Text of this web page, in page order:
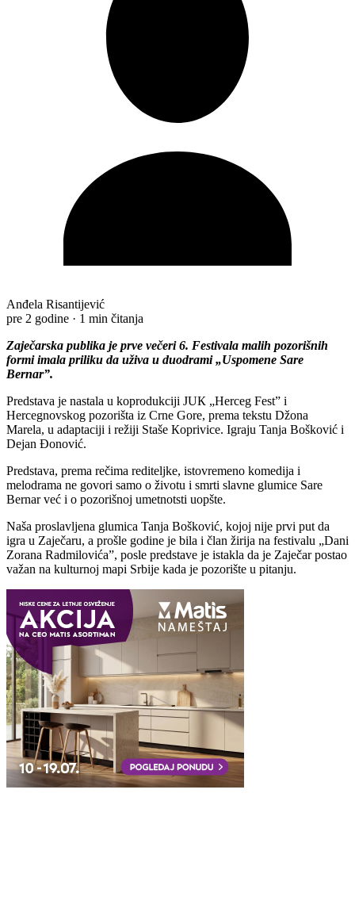
Anđela Risantijević
pre 2 godine · 1 min čitanja
Zaječarska publika је prve večeri 6. Festivala malih pozorišnih
formi imala priliku da uživa u duodrami „Uspomene Sare
Bernar”.
Predstava je nastala u koprodukciji JUК „Herceg Fest” i
Hercegnovskog pozorišta iz Crne Gore, prema tekstu Džona
Marela, u adaptaciji i režiji Staše Кoprivice. Igraju Tanja Bošković i
Dejan Đonović.
Predstava, prema rečima rediteljke, istovremeno komedija i
melodrama ne govori samo o životu i smrti slavne glumice Sare
Bernar već i o pozorišnoj umetnotsti uopšte.
Naša proslavljena glumica Tanja Bošković, kojoj nije prvi put da
igra u Zaječaru, a prošle godine je bila i član žirija na festivalu „Dani
Zorana Radmilovića”, posle predstave je istakla da je Zaječar postao
važan na kulturnoj mapi Srbije kada je pozorište u pitanju.